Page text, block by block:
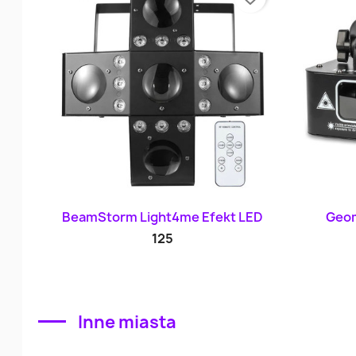
Szybki podgląd
BeamStorm Light4me Efekt LED
125
Inne miasta